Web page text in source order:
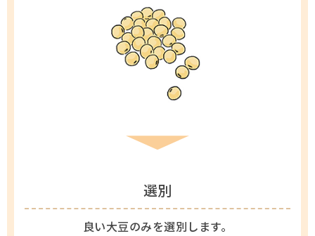
選別
良い大豆のみを選別します。